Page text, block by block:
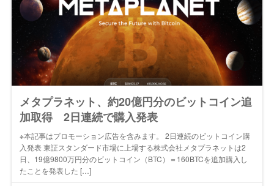
メタプラネット、約20億円分のビットコイン追
加取得 2日連続で購入発表
※本記事はプロモーション広告を含みます。 2日連続のビットコイン購
入発表 東証スタンダード市場に上場する株式会社メタプラネットは2
日、19億9800万円分のビットコイン（BTC）＝160BTCを追加購入し
たことを発表した […]